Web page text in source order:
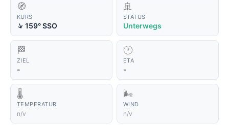
🧭
KURS
↑ 159° SSO
🚢
STATUS
Unterwegs
🏁
ZIEL
-
🕐
ETA
-
🌡️
TEMPERATUR
n/v
🌬️
WIND
n/v